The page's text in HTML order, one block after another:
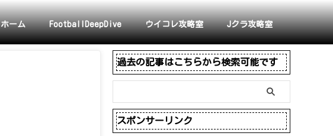
ホーム FootballDeepDive ウイコレ攻略室 Jクラ攻略室
過去の記事はこちらから検索可能です
スポンサーリンク